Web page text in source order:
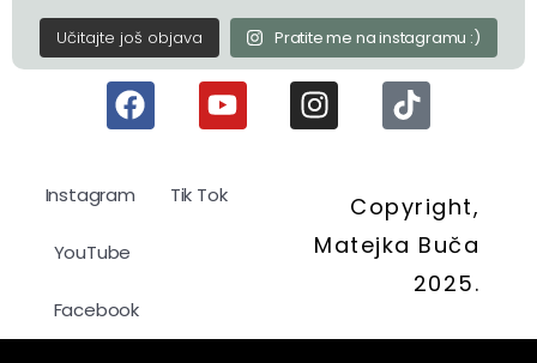
Učitajte još objava Pratite me na instagramu :)
Instagram Tik Tok
YouTube
Facebook
Copyright,
Matejka Buča
2025.